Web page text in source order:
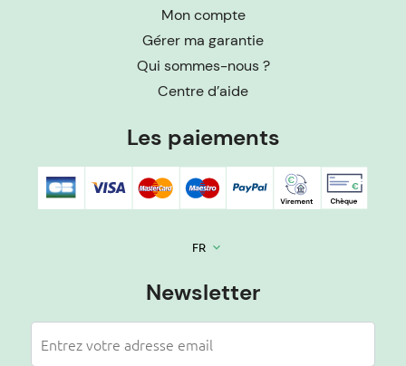
Mon compte
Gérer ma garantie
Qui sommes-nous ?
Centre d’aide
Les paiements
FR keyboard_arrow_down
Newsletter